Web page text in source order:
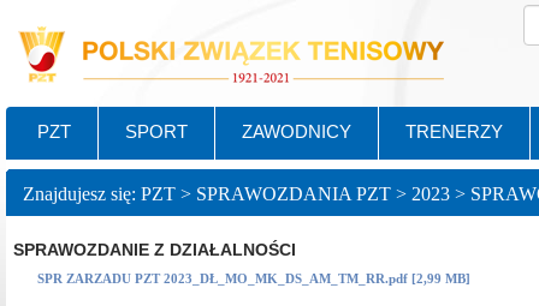
PZT SPORT ZAWODNICY TRENERZY
SPRAWOZDANIE Z DZIAŁALNOŚCI
SPR ZARZADU PZT 2023_DŁ_MO_MK_DS_AM_TM_RR.pdf [2,99 MB]